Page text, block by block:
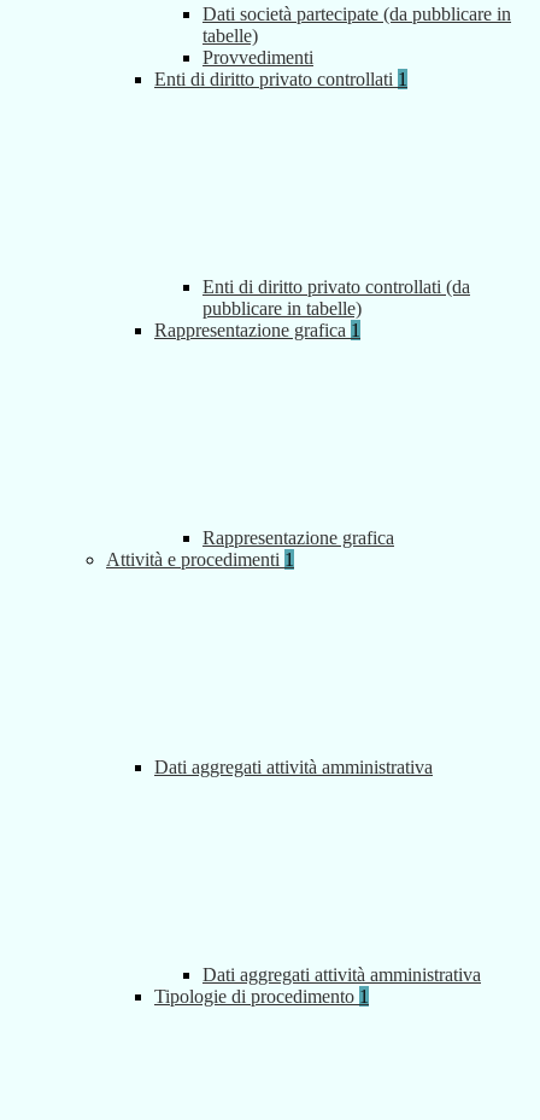
Dati società partecipate (da pubblicare in
tabelle)
Provvedimenti
Enti di diritto privato controllati 1
Enti di diritto privato controllati (da
pubblicare in tabelle)
Rappresentazione grafica 1
Rappresentazione grafica
Attività e procedimenti 1
Dati aggregati attività amministrativa
Dati aggregati attività amministrativa
Tipologie di procedimento 1